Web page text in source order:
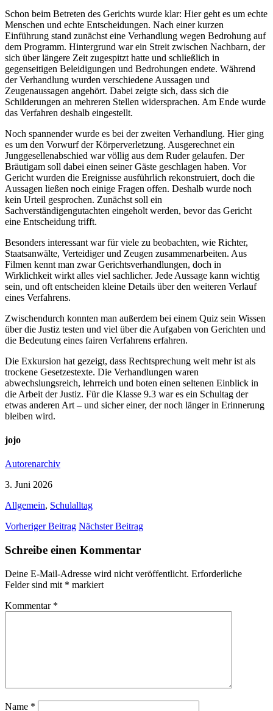
Schon beim Betreten des Gerichts wurde klar: Hier geht es um echte
Menschen und echte Entscheidungen. Nach einer kurzen
Einführung stand zunächst eine Verhandlung wegen Bedrohung auf
dem Programm. Hintergrund war ein Streit zwischen Nachbarn, der
sich über längere Zeit zugespitzt hatte und schließlich in
gegenseitigen Beleidigungen und Bedrohungen endete. Während
der Verhandlung wurden verschiedene Aussagen und
Zeugenaussagen angehört. Dabei zeigte sich, dass sich die
Schilderungen an mehreren Stellen widersprachen. Am Ende wurde
das Verfahren deshalb eingestellt.
Noch spannender wurde es bei der zweiten Verhandlung. Hier ging
es um den Vorwurf der Körperverletzung. Ausgerechnet ein
Junggesellenabschied war völlig aus dem Ruder gelaufen. Der
Bräutigam soll dabei einen seiner Gäste geschlagen haben. Vor
Gericht wurden die Ereignisse ausführlich rekonstruiert, doch die
Aussagen ließen noch einige Fragen offen. Deshalb wurde noch
kein Urteil gesprochen. Zunächst soll ein
Sachverständigengutachten eingeholt werden, bevor das Gericht
eine Entscheidung trifft.
Besonders interessant war für viele zu beobachten, wie Richter,
Staatsanwälte, Verteidiger und Zeugen zusammenarbeiten. Aus
Filmen kennt man zwar Gerichtsverhandlungen, doch in
Wirklichkeit wirkt alles viel sachlicher. Jede Aussage kann wichtig
sein, und oft entscheiden kleine Details über den weiteren Verlauf
eines Verfahrens.
Zwischendurch konnten man außerdem bei einem Quiz sein Wissen
über die Justiz testen und viel über die Aufgaben von Gerichten und
die Bedeutung eines fairen Verfahrens erfahren.
Die Exkursion hat gezeigt, dass Rechtsprechung weit mehr ist als
trockene Gesetzestexte. Die Verhandlungen waren
abwechslungsreich, lehrreich und boten einen seltenen Einblick in
die Arbeit der Justiz. Für die Klasse 9.3 war es ein Schultag der
etwas anderen Art – und sicher einer, der noch länger in Erinnerung
bleiben wird.
jojo
Autorenarchiv
3. Juni 2026
Allgemein, Schulalltag
Vorheriger Beitrag Nächster Beitrag
Schreibe einen Kommentar
Deine E-Mail-Adresse wird nicht veröffentlicht. Erforderliche
Felder sind mit * markiert
Kommentar *
Name *